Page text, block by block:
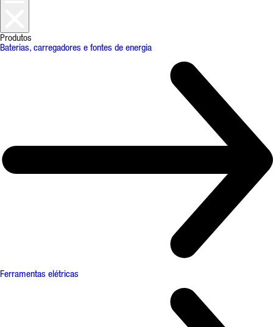
Produtos
Baterias, carregadores e fontes de energia
Ferramentas elétricas